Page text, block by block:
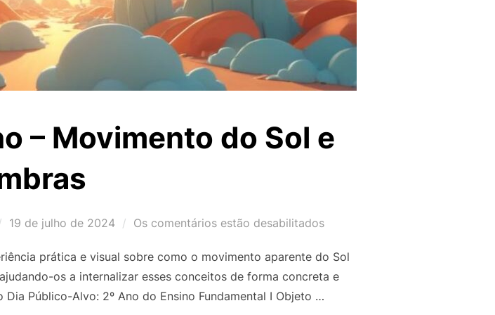
– Movimento do Sol e
Postado
19 de julho de 2024 Os comentários estão desabilitados
prática e visual sobre como o movimento aparente do Sol
os a internalizar esses conceitos de forma concreta e
Público-Alvo: 2º Ano do Ensino Fundamental I Objeto …